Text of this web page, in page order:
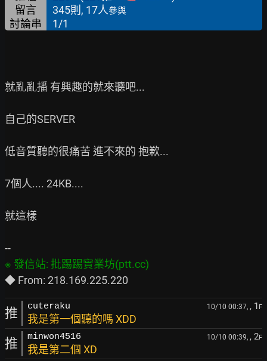
留言
345則, 17人參與
討論串 1/1
就亂亂播 有興趣的就來聽吧...
自己的SERVER
低音質聽的很痛苦 進不來的 抱歉...
7個人.... 24KB....
就這樣
推 cuteraku 10/10 00:37, , 1 F
我是第一個聽的嗎 XDD
推 minwon4516 10/10 00:39, , 2F
我是第二個 XD